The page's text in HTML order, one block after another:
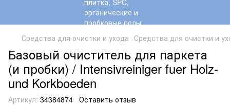
Средства для очистки и ухода Средства для очистки и
Базовый очиститель для паркета
(и пробки) / Intensivreiniger fuer Holz-
und Korkboeden
Артикул: 34384874 Оставить отзыв